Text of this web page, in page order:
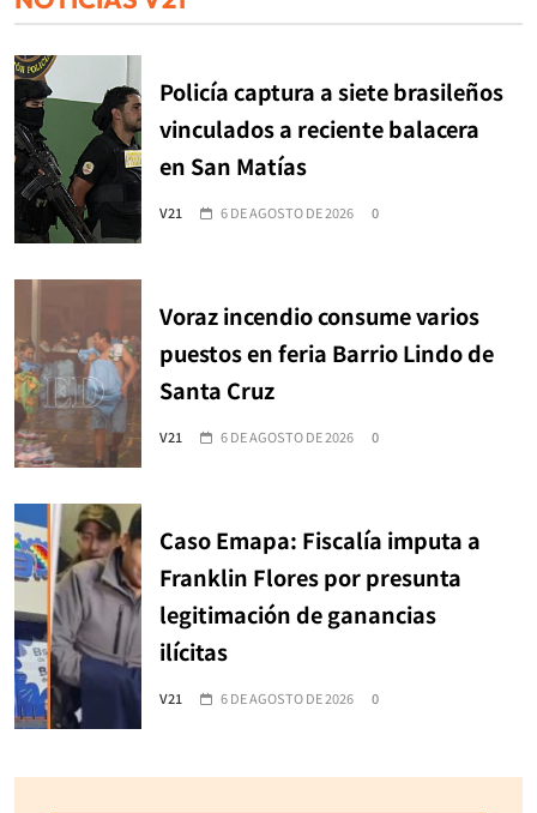
Policía captura a siete brasileños
vinculados a reciente balacera
en San Matías
V21 6 DE AGOSTO DE 2026 0
Voraz incendio consume varios
puestos en feria Barrio Lindo de
Santa Cruz
V21 6 DE AGOSTO DE 2026 0
Caso Emapa: Fiscalía imputa a
Franklin Flores por presunta
legitimación de ganancias
ilícitas
V21 6 DE AGOSTO DE 2026 0